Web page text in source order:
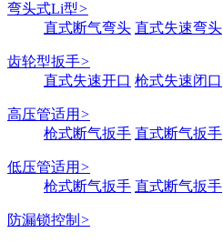
弯头式Li型>
直式断气弯头 直式失速弯头
齿轮型扳手>
直式失速开口 枪式失速闭口
高压管适用 >
枪式断气扳手 直式断气扳手
低压管适用 >
枪式断气扳手 直式断气扳手
防漏锁控制 >